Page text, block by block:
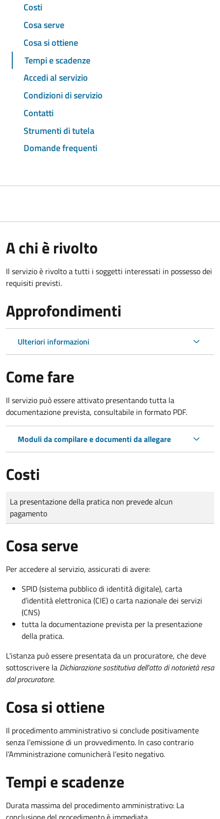
Costi
Cosa serve
Cosa si ottiene
Tempi e scadenze
Accedi al servizio
Condizioni di servizio
Contatti
Strumenti di tutela
Domande frequenti
A chi è rivolto
Il servizio è rivolto a tutti i soggetti interessati in possesso dei
requisiti previsti.
Approfondimenti
Ulteriori informazioni
Come fare
Il servizio può essere attivato presentando tutta la
documentazione prevista, consultabile in formato PDF.
Moduli da compilare e documenti da allegare
Costi
Tipo di pagamento
Importo
La presentazione della pratica non prevede alcun
pagamento
Cosa serve
Per accedere al servizio, assicurati di avere:
SPID (sistema pubblico di identità digitale), carta
d’identità elettronica (CIE) o carta nazionale dei servizi
(CNS)
tutta la documentazione prevista per la presentazione
della pratica.
L'istanza può essere presentata da un procuratore, che deve
sottoscrivere la Dichiarazione sostitutiva dell'atto di notorietà resa
dal procuratore.
Cosa si ottiene
Il procedimento amministrativo si conclude positivamente
senza l’emissione di un provvedimento. In caso contrario
l’Amministrazione comunicherà l’esito negativo.
Tempi e scadenze
Durata massima del procedimento amministrativo: La